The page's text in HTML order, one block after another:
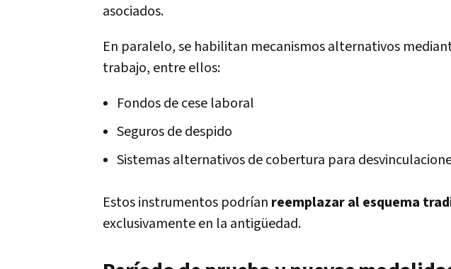
asociados.
En paralelo, se habilitan mecanismos alternativos
trabajo, entre ellos:
Fondos de cese laboral
Seguros de despido
Sistemas alternativos de cobertura para
Estos instrumentos podrían reemplazar al esquema
exclusivamente en la antigüedad.